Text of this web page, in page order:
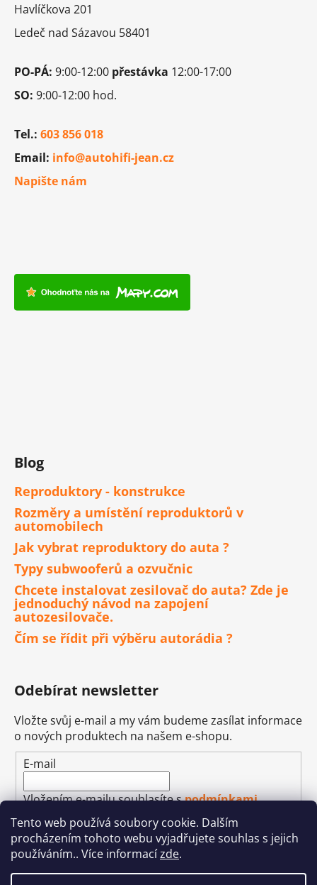
Tento web používá soubory cookie. Dalším
procházením tohoto webu vyjadřujete souhlas s jejich
používáním.. Více informacízde.
Havlíčkova 201
Ledeč nad Sázavou 58401
PO-PÁ: 9:00-12:00 přestávka 12:00-17:00
SO: 9:00-12:00 hod.
Tel.: 603 856 018
Email: info@autohifi-jean.cz
Napište nám
Blog
Reproduktory - konstrukce
Rozměry a umístění reproduktorů v
automobilech
Jak vybrat reproduktory do auta ?
Typy subwooferů a ozvučnic
Chcete instalovat zesilovač do auta? Zde je
jednoduchý návod na zapojení
autozesilovače.
Čím se řídit při výběru autorádia ?
Odebírat newsletter
Vložte svůj e-mail a my vám budeme zasílat informace
o nových produktech na našem e-shopu.
E-mail
Vložením e-mailu souhlasíte spodmínkami
ochrany osobních údajů
PŘIHLÁSIT SE